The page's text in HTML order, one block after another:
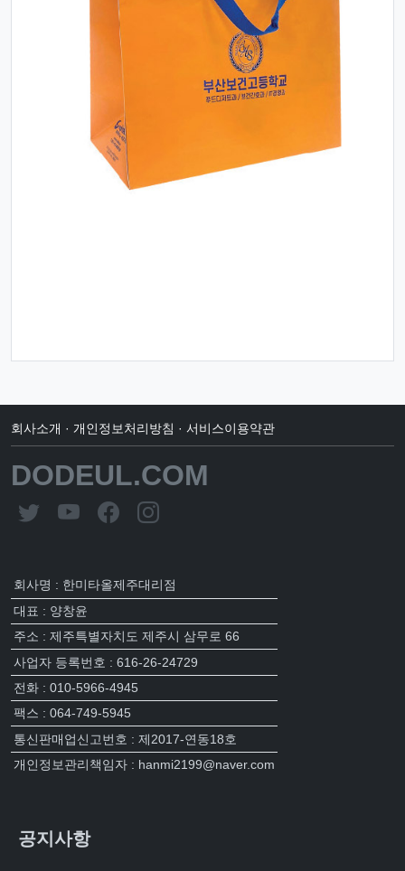
회사소개 · 개인정보처리방침 · 서비스이용약관
DODEUL.COM
회사명 : 한미타올제주대리점
대표 : 양창윤
주소 : 제주특별자치도 제주시 삼무로 66
사업자 등록번호 : 616-26-24729
전화 : 010-5966-4945
팩스 : 064-749-5945
통신판매업신고번호 : 제2017-연동18호
개인정보관리책임자 : hanmi2199@naver.com
공지사항